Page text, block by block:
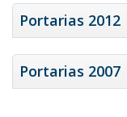
Portarias 2012
Portarias 2007